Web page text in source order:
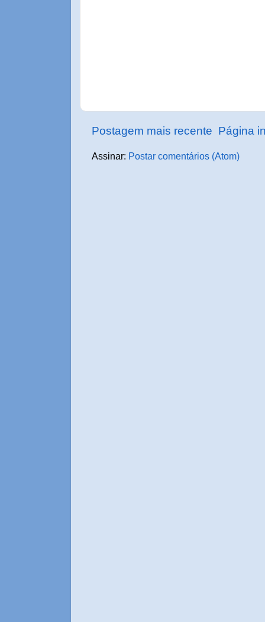
Postagem mais recente Página
Assinar: Postar comentários (Atom)